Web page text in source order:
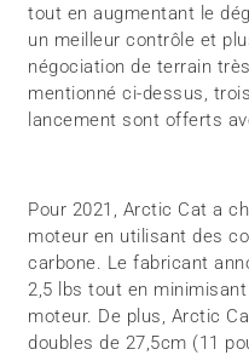
tout en augmentant le
un meilleur contrôle et
négociation de terrain
mentionné ci-dessus,
lancement sont offerts
Pour 2021, Arctic Cat a
moteur en utilisant des
carbone. Le fabricant
2,5 lbs tout en
moteur. De plus, Arctic
doubles de 27,5cm (11